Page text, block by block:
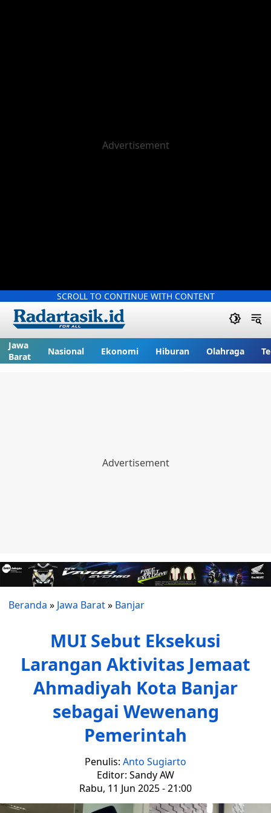
SCROLL TO CONTINUE WITH CONTENT
Jawa
Barat
Nasional Ekonomi Hiburan Olahraga
Beranda » Jawa Barat» Banjar
MUI Sebut Eksekusi
Larangan Aktivitas Jemaat
Ahmadiyah Kota Banjar
sebagai Wewenang
Pemerintah
Penulis: Anto Sugiarto
Editor: Sandy AW
Rabu, 11 Jun 2025 - 21:00